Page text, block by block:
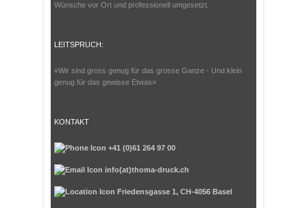
Wünsche vor Ort und professionell umgesetzt.
LEITSPRUCH:
«Wir sind gross genug für das grosse Ganze - Und klein
genug für das gewisse Etwas»
KONTAKT
+41 (0)61 264 97 00
info(at)thoma-druck.ch
Friedensgasse 1, CH-4056 Basel